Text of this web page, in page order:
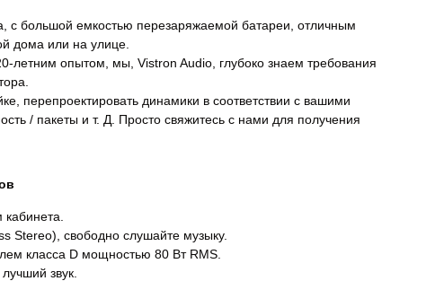
с большой емкостью перезаряжаемой батареи, отличным
дома или на улице.
летним опытом, мы, Vistron Audio, глубоко знаем требования
перепроектировать динамики в соответствии с вашими
/ пакеты и т. Д. Просто свяжитесь с нами для получения
Stereo), свободно слушайте музыку.
класса D мощностью 80 Вт RMS.
звук.